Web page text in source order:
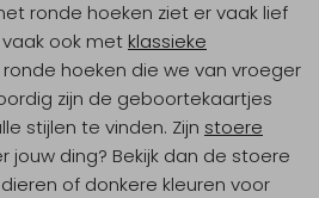
ronde hoeken ziet er vaak lief
ook met klassieke
hoeken die we van vroeger
zijn de geboortekaartjes
stijlen te vinden. Zijn stoere
jouw ding? Bekijk dan de stoere
of donkere kleuren voor